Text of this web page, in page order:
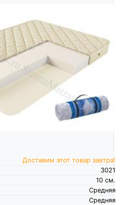
Доставим этот товар завтра!
3021
см.
10
Средняя
Средняя